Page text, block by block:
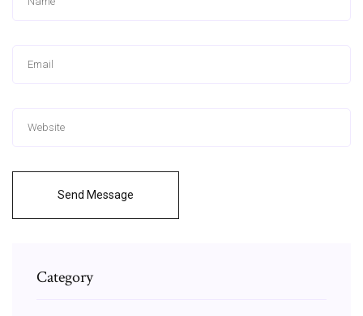
Send Message
Category